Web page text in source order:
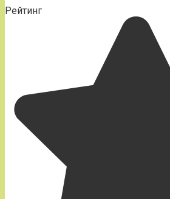
Рейтинг